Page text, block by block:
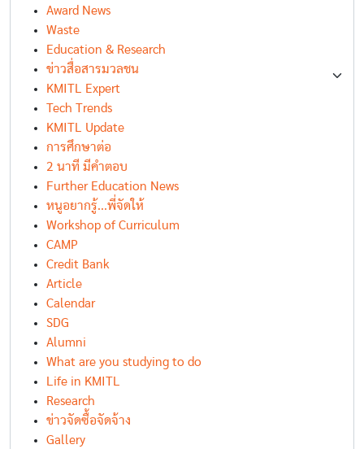
Award News
Waste
Education & Research
ข่าวสื่อสารมวลชน
KMITL Expert
Tech Trends
KMITL Update
การศึกษาต่อ
2 นาที มีคำตอบ
Further Education News
หนูอยากรู้...พี่จัดให้
Workshop of Curriculum
CAMP
Credit Bank
Article
Calendar
SDG
Alumni
What are you studying to do
Life in KMITL
Research
ข่าวจัดซื้อจัดจ้าง
Gallery